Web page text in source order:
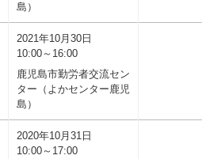
島）
2021年10月30日
10:00～16:00
鹿児島市勤労者交流セン
ター（よかセンター鹿児
島）
2020年10月31日
10:00～17:00